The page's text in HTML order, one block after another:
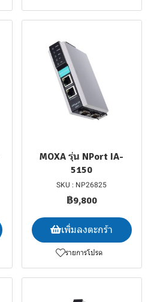
MOXA รุ่น NPort IA-
5150
SKU : NP26825
฿9,800
เพิ่มลงตะกร้า
รายการโปรด